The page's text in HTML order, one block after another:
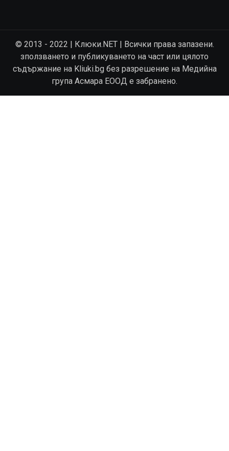
© 2013 - 2022 | Клюки.NET | Всички права запазени.
зползването и публикуването на част или цялото
съдържание на Kliuki.bg без разрешение на Медийна
група Асмара ЕООД е забранено.